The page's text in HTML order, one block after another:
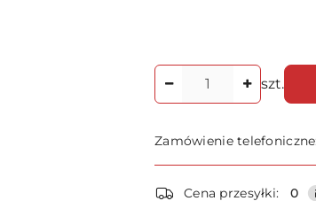
Ilość
szt.
Zamówienie
Dostępność
Cena przesyłki: 0